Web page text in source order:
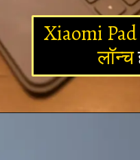
Xiaomi Pad
लॉन्च